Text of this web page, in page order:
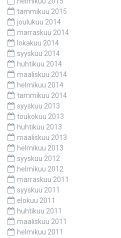
tammikuu 2015
joulukuu 2014
marraskuu 2014
lokakuu 2014
syyskuu 2014
huhtikuu 2014
maaliskuu 2014
helmikuu 2014
tammikuu 2014
syyskuu 2013
toukokuu 2013
huhtikuu 2013
maaliskuu 2013
helmikuu 2013
syyskuu 2012
helmikuu 2012
marraskuu 2011
syyskuu 2011
elokuu 2011
huhtikuu 2011
maaliskuu 2011
helmikuu 2011